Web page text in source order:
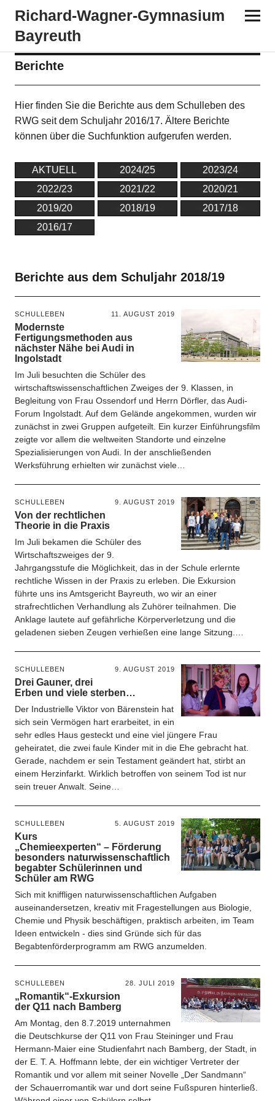
Richard-​​Wagner-​​Gymnasium
Bayreuth
Berichte
Hier finden Sie die Berichte aus dem Schulleben des
RWG seit dem Schuljahr 2016/17. Ältere Berichte
können über die Suchfunktion aufgerufen werden.
AKTUELL 2024/25
2023/24
2022/23
2021/22
2020/21
2019/20
2018/19
2017/18
2016/17
Berichte aus dem Schuljahr 2018/19
SCHULLEBEN 11. AUGUST 2019
Modernste
Fertigungsmethoden aus
nächster Nähe bei Audi in
Ingolstadt
Im Juli besuchten die Schüler des
wirtschaftswissenschaftlichen Zweiges der 9. Klassen, in
Begleitung von Frau Ossendorf und Herrn Dörfler, das Audi-
Forum Ingolstadt. Auf dem Gelände angekommen, wurden wir
zunächst in zwei Gruppen aufgeteilt. Ein kurzer Einführungsfilm
zeigte vor allem die weltweiten Standorte und einzelne
Spezialisierungen von Audi. In der anschließenden
Werksführung erhielten wir zunächst viele…
SCHULLEBEN 9. AUGUST 2019
Von der rechtlichen
Theorie in die Praxis
Im Juli bekamen die Schüler des
Wirtschaftszweiges der 9.
Jahrgangsstufe die Möglichkeit, das in der Schule erlernte
rechtliche Wissen in der Praxis zu erleben. Die Exkursion
führte uns ins Amtsgericht Bayreuth, wo wir an einer
strafrechtlichen Verhandlung als Zuhörer teilnahmen. Die
Anklage lautete auf gefährliche Körperverletzung und die
geladenen sieben Zeugen verhießen eine lange Sitzung.…
SCHULLEBEN 9. AUGUST 2019
Drei Gauner, drei
Erben und viele sterben…
Der Industrielle Viktor von Bärenstein hat
sich sein Vermögen hart erarbeitet, in ein
sehr edles Haus gesteckt und eine viel jüngere Frau
geheiratet, die zwei faule Kinder mit in die Ehe gebracht hat.
Gerade, nachdem er sein Testament geändert hat, stirbt an
einem Herzinfarkt. Wirklich betroffen von seinem Tod ist nur
sein treuer Anwalt. Seine…
SCHULLEBEN 5. AUGUST 2019
Kurs
„Chemieexperten“ – Förderung
besonders naturwissenschaftlich
begabter Schülerinnen und
Schüler am RWG
Sich mit kniffligen naturwissenschaftlichen Aufgaben
auseinandersetzen, kreativ mit Fragestellungen aus Biologie,
Chemie und Physik beschäftigen, praktisch arbeiten, im Team
Ideen entwickeln - dies sind Gründe sich für das
Begabtenförderprogramm am RWG anzumelden.
SCHULLEBEN 28. JULI 2019
„Romantik“-Exkursion
der Q11 nach Bamberg
Am Montag, den 8.7.2019 unternahmen
die Deutschkurse der Q11 von Frau Steininger und Frau
Hermann-Maier eine Studienfahrt nach Bamberg, der Stadt, in
der E. T. A. Hoffmann lebte, der ein wichtiger Vertreter der
Romantik und vor allem mit seiner Novelle „Der Sandmann“
der Schauerromantik war und dort seine Fußspuren hinterließ.